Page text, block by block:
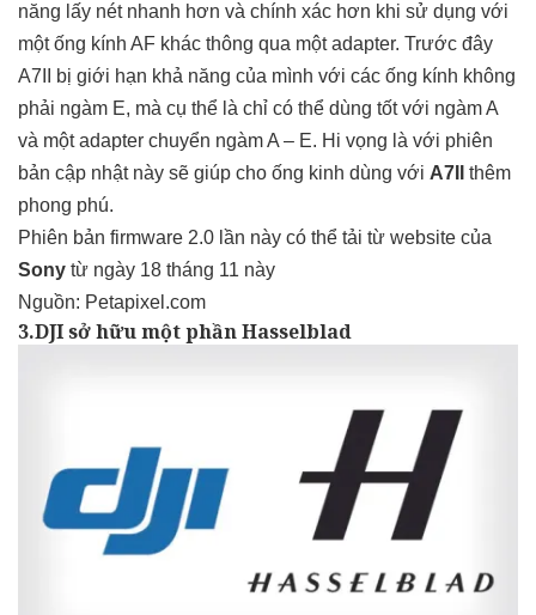
năng lấy nét nhanh hơn và chính xác hơn khi sử dụng với
một ống kính AF khác thông qua một adapter. Trước đây
A7II bị giới hạn khả năng của mình với các ống kính không
phải ngàm E, mà cụ thể là chỉ có thể dùng tốt với ngàm A
và một adapter chuyển ngàm A – E. Hi vọng là với phiên
bản cập nhật này sẽ giúp cho ống kinh dùng với A7II
thêm
phong phú.
Phiên bản firmware 2.0 lần này có thể tải từ website của
Sony từ ngày 18 tháng 11 này
Nguồn: Petapixel.com
3.DJI sở hữu một phần Hasselblad